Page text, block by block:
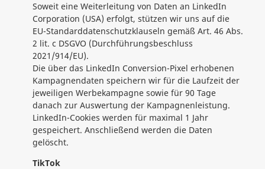
Soweit eine Weiterleitung von Daten an LinkedIn
Corporation (USA) erfolgt, stützen wir uns auf die
EU-Standarddatenschutzklauseln gemäß Art. 46 Abs.
2 lit. c DSGVO (Durchführungsbeschluss
2021/914/EU).
Die über das LinkedIn Conversion-Pixel erhobenen
Kampagnendaten speichern wir für die Laufzeit der
jeweiligen Werbekampagne sowie für 90 Tage
danach zur Auswertung der Kampagnenleistung.
LinkedIn-Cookies werden für maximal 1 Jahr
gespeichert. Anschließend werden die Daten
gelöscht.
TikTok